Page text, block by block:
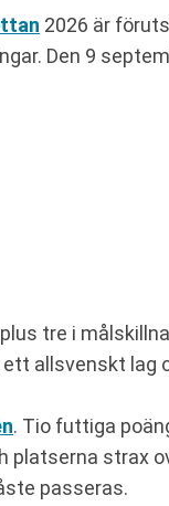
2026 är
Den 9
tre i
allsvenskt lag
. Tio futtiga
platserna strax
passeras.